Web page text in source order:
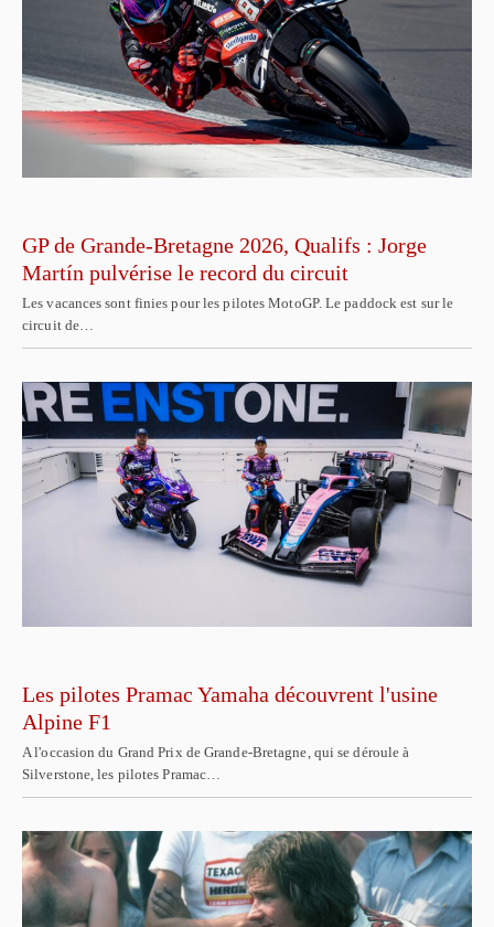
GP de Grande-Bretagne 2026, Qualifs : Jorge
Martín pulvérise le record du circuit
Les vacances sont finies pour les pilotes MotoGP. Le paddock est sur le
circuit de…
Les pilotes Pramac Yamaha découvrent l'usine
Alpine F1
A l'occasion du Grand Prix de Grande-Bretagne, qui se déroule à
Silverstone, les pilotes Pramac…